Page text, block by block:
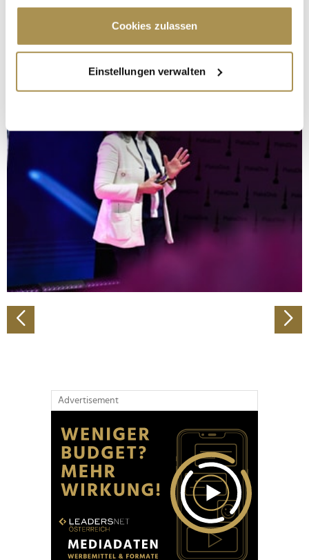
Cookie-Erklärung oder durch Klicken auf das Privacy
Trigger Symbol ändern oder widerrufen
Informationen über Ihre geografische Lage
erfassen, welche bis auf einige Meter genau sein
bestimmten Merkmalen (Fingerprinting) identifizieren
Erfahren Sie mehr darüber, wie Ihre persönlichen Daten
verarbeitet werden, und legen Sie Ihre Präferenzen im
Abschnitt Einzelheitenfest.
Wir verwenden Cookies, um Inhalte und Anzeigen zu
personalisieren, Funktionen für soziale Medien anbieten
zu können und die Zugriffe auf unsere Website zu
analysieren. Außerdem geben wir Informationen zu Ihrer
Verwendung unserer Website an unsere Partner für
soziale Medien, Werbung und Analysen weiter. Unsere
Partner führen diese Informationen möglicherweise mit
Cookies zulassen
Einstellungen verwalten
Advertisement